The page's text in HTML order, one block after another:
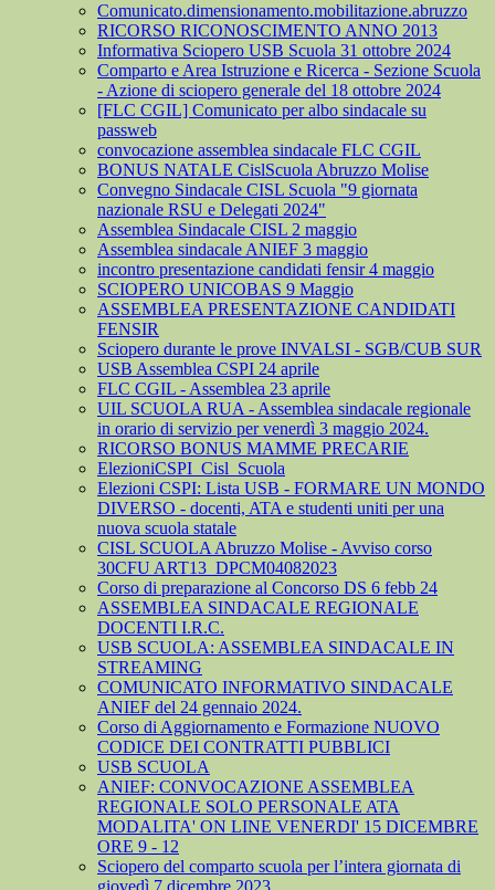
Comunicato.dimensionamento.mobilitazione.abruzzo
RICORSO RICONOSCIMENTO ANNO 2013
Informativa Sciopero USB Scuola 31 ottobre 2024
Comparto e Area Istruzione e Ricerca - Sezione Scuola
- Azione di sciopero generale del 18 ottobre 2024
[FLC CGIL] Comunicato per albo sindacale su
passweb
convocazione assemblea sindacale FLC CGIL
BONUS NATALE CislScuola Abruzzo Molise
Convegno Sindacale CISL Scuola "9 giornata
nazionale RSU e Delegati 2024"
Assemblea Sindacale CISL 2 maggio
Assemblea sindacale ANIEF 3 maggio
incontro presentazione candidati fensir 4 maggio
SCIOPERO UNICOBAS 9 Maggio
ASSEMBLEA PRESENTAZIONE CANDIDATI
FENSIR
Sciopero durante le prove INVALSI - SGB/CUB SUR
USB Assemblea CSPI 24 aprile
FLC CGIL - Assemblea 23 aprile
UIL SCUOLA RUA - Assemblea sindacale regionale
in orario di servizio per venerdì 3 maggio 2024.
RICORSO BONUS MAMME PRECARIE
ElezioniCSPI_Cisl_Scuola
Elezioni CSPI: Lista USB - FORMARE UN MONDO
DIVERSO - docenti, ATA e studenti uniti per una
nuova scuola statale
CISL SCUOLA Abruzzo Molise - Avviso corso
30CFU ART13_DPCM04082023
Corso di preparazione al Concorso DS 6 febb 24
ASSEMBLEA SINDACALE REGIONALE
DOCENTI I.R.C.
USB SCUOLA: ASSEMBLEA SINDACALE IN
STREAMING
COMUNICATO INFORMATIVO SINDACALE
ANIEF del 24 gennaio 2024.
Corso di Aggiornamento e Formazione NUOVO
CODICE DEI CONTRATTI PUBBLICI
USB SCUOLA
ANIEF: CONVOCAZIONE ASSEMBLEA
REGIONALE SOLO PERSONALE ATA
MODALITA' ON LINE VENERDI' 15 DICEMBRE
ORE 9 - 12
Sciopero del comparto scuola per l’intera giornata di